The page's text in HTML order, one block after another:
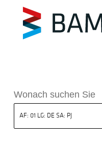
ReSEARCH BAM
Wonach suchen Sie